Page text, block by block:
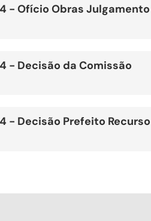
Ofício Obras Julgamento
- Decisão da Comissão
- Decisão Prefeito Recurso